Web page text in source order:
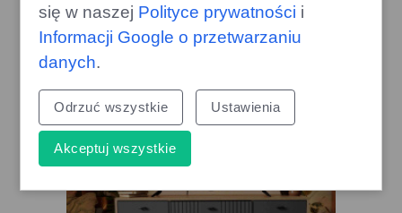
Kierowca z Pendżabu zagubiony
przy średniowiecznym zamku: jak
to się stało?
gazoo.pl
się w naszej Polityce prywatności i
Informacji Google o przetwarzaniu
danych.
Odrzuć wszystkie Ustawienia
Akceptuj wszystkie